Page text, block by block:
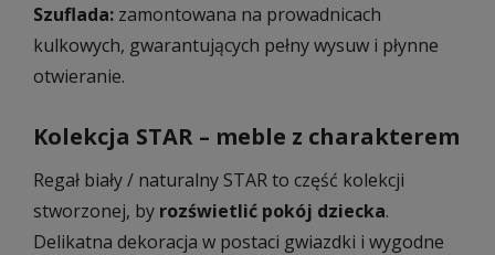
Szuflada: zamontowana na prowadnicach
kulkowych, gwarantujących pełny wysuw i płynne
otwieranie.
Kolekcja STAR – meble z charakterem
Regał biały / naturalny STAR to część kolekcji
stworzonej, by rozświetlić pokój dziecka.
Delikatna dekoracja w postaci gwiazdki i wygodne